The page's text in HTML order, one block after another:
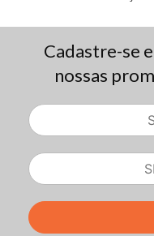
Cadastre-se
nossas